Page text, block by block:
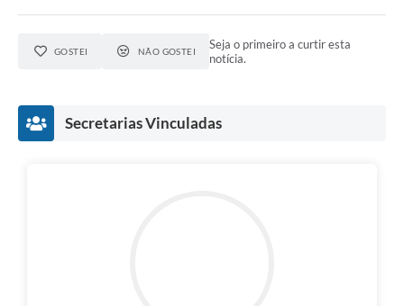
GOSTEI NÃO GOSTEI
Seja o primeiro a curtir esta
notícia.
Secretarias Vinculadas